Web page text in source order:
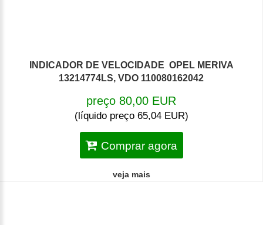
INDICADOR DE VELOCIDADE OPEL MERIVA
13214774LS, VDO 110080162042
preço 80,00 EUR
(líquido preço 65,04 EUR)
Comprar agora
veja mais